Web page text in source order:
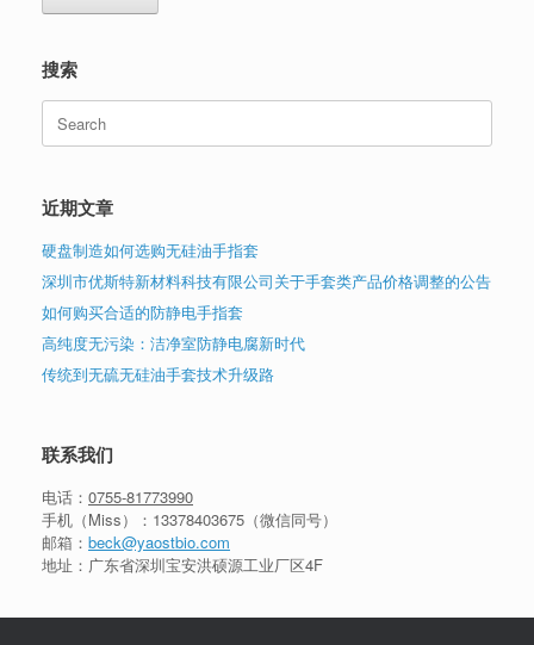
搜索
Search
for:
近期文章
硬盘制造如何选购无硅油手指套
深圳市优斯特新材料科技有限公司关于手套类产品价格调整的公告
如何购买合适的防静电手指套
高纯度无污染：洁净室防静电腐新时代
传统到无硫无硅油手套技术升级路
联系我们
电话： 0755-81773990
手机（Miss）： 13378403675 （微信同号）
邮箱： beck@yaostbio.com
地址：广东省深圳宝安洪硕源工业厂区4F